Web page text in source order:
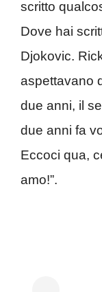
scritto
Dove hai
Djokovic.
aspettavano
due anni, il
due anni fa
Eccoci qua,
amo!”.